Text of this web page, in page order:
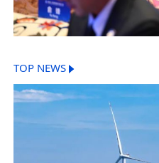
TOP NEWS